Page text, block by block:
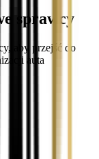
sprawcy
aby przejść do
auta